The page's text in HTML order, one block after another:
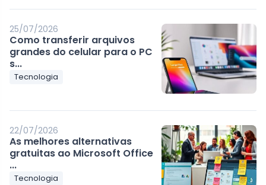
25/07/2026
Como transferir arquivos
grandes do celular para o PC
s...
Tecnologia
22/07/2026
As melhores alternativas
gratuitas ao Microsoft Office
...
Tecnologia